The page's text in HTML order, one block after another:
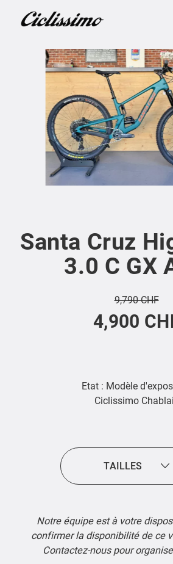
Santa Cruz
3.0 C GX
9,790 CHF
4,900
Etat : Modèle
Ciclissimo
TAILLES
Notre équipe est à votre
confirmer la disponibilité de ce
Contactez-nous pour